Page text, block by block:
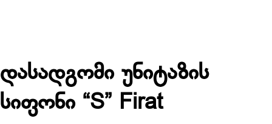
დასადგომი უნიტაზის
სიფონი “S” Firat